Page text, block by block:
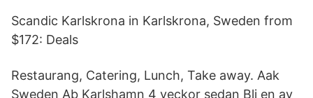
Scandic Karlskrona in Karlskrona, Sweden from
$172: Deals
Restaurang, Catering, Lunch, Take away. Aak
Sweden Ab Karlshamn 4 veckor sedan Bli en av